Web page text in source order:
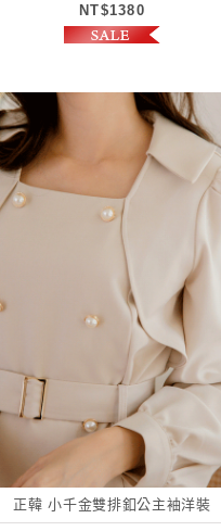
NT$1380
正韓 小千金雙排釦公主袖洋裝